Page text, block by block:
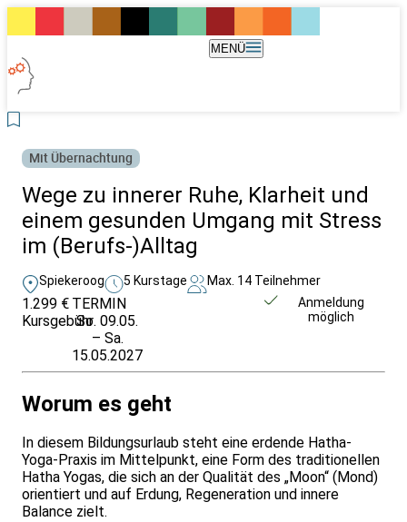
MENÜ
Mit Übernachtung
Wege zu innerer Ruhe, Klarheit und
einem gesunden Umgang mit Stress
im (Berufs-)Alltag
Spiekeroog 5 Kurstage Max. 14 Teilnehmer
1.299 €
Kursgebühr
TERMIN
So. 09.05.
– Sa.
15.05.2027
Anmeldung
möglich
Worum es geht
In diesem Bildungsurlaub steht eine erdende Hatha-
Yoga-Praxis im Mittelpunkt, eine Form des traditionellen
Hatha Yogas, die sich an der Qualität des „Moon“ (Mond)
orientiert und auf Erdung, Regeneration und innere
Balance zielt.